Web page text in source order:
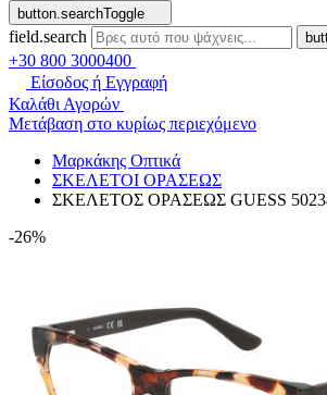
button.searchToggle
field.search
+30 800 3000400
Είσοδος ή Εγγραφή
Καλάθι Αγορών
Μετάβαση στο κυρίως περιεχόμενο
Μαρκάκης Οπτικά
ΣΚΕΛΕΤΟΙ ΟΡΑΣΕΩΣ
ΣΚΕΛΕΤΟΣ ΟΡΑΣΕΩΣ GUESS
-26%